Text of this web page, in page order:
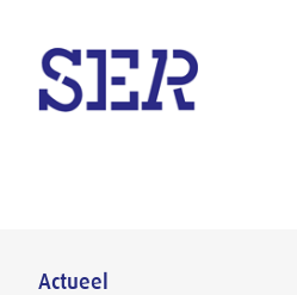
Actueel